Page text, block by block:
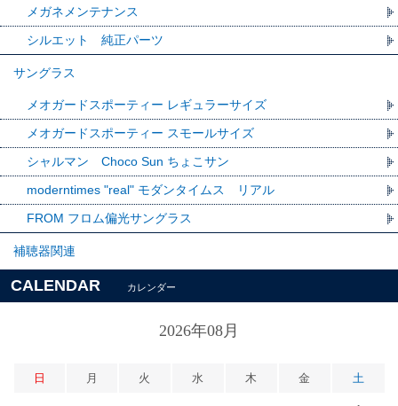
メガネメンテナンス
シルエット 純正パーツ
サングラス
メオガードスポーティー レギュラーサイズ
メオガードスポーティー スモールサイズ
シャルマン Choco Sun ちょこサン
moderntimes "real" モダンタイムス リアル
FROM フロム偏光サングラス
補聴器関連
CALENDAR カレンダー
2026年08月
日 月 火 水 木 金 土